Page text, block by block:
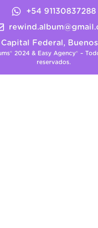
+54 91130837288
Capital Federal,
2024 & Easy Agency® –
reservados.